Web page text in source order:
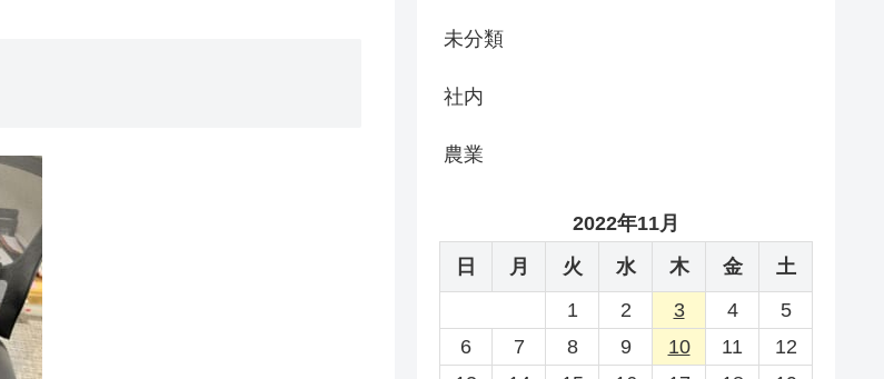
未分類
社内
農業
2022年11月
日
月 火 水 木 金
土
1
2 3 4
5
6
7 8 9 10 11
12